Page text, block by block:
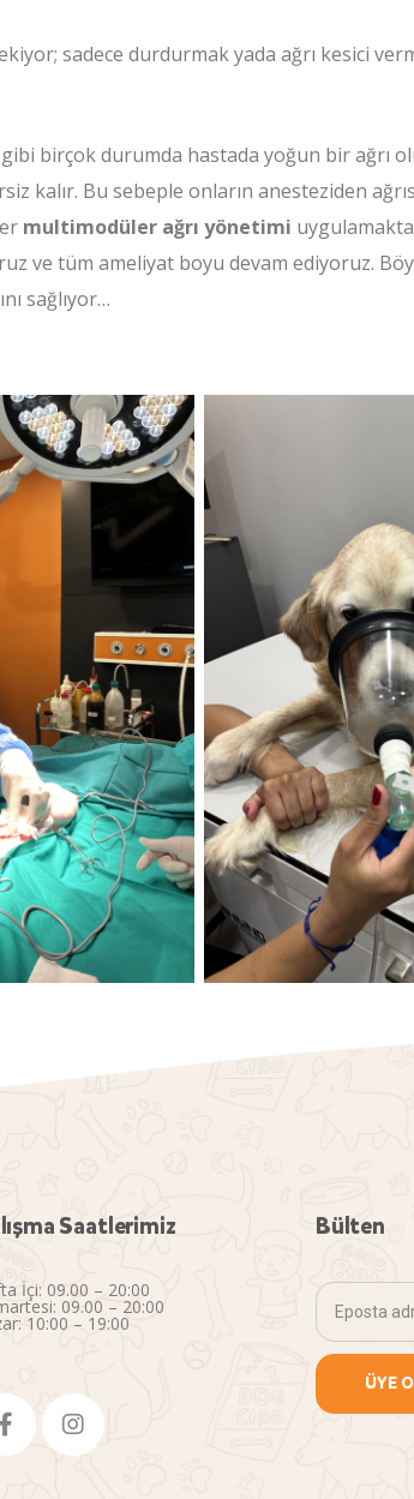
sadece durdurmak yada ağrı kesici
birçok durumda hastada yoğun bir ağrı
kalır. Bu sebeple onların anesteziden
multimodüler ağrı yönetimi
ve tüm ameliyat boyu devam ediyoruz.
sağlıyor…
Saatlerimiz
İçi: 09.00 – 20:00
09.00 – 20:00
10:00 – 19:00
Bülten